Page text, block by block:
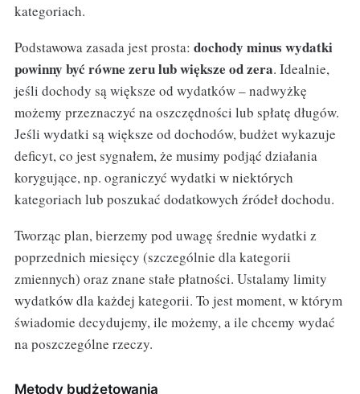
kategoriach.
Podstawowa zasada jest prosta: dochody minus wydatki
powinny być równe zeru lub większe od zera. Idealnie,
jeśli dochody są większe od wydatków – nadwyżkę
możemy przeznaczyć na oszczędności lub spłatę długów.
Jeśli wydatki są większe od dochodów, budżet wykazuje
deficyt, co jest sygnałem, że musimy podjąć działania
korygujące, np. ograniczyć wydatki w niektórych
kategoriach lub poszukać dodatkowych źródeł dochodu.
Tworząc plan, bierzemy pod uwagę średnie wydatki z
poprzednich miesięcy (szczególnie dla kategorii
zmiennych) oraz znane stałe płatności. Ustalamy limity
wydatków dla każdej kategorii. To jest moment, w którym
świadomie decydujemy, ile możemy, a ile chcemy wydać
na poszczególne rzeczy.
Metody budżetowania